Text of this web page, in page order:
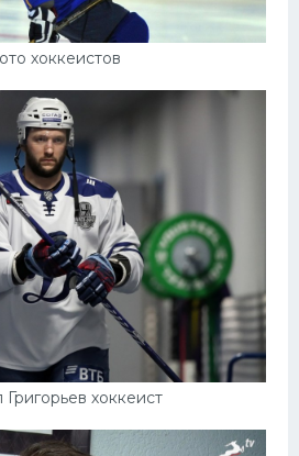
хоккеистов
хоккеист